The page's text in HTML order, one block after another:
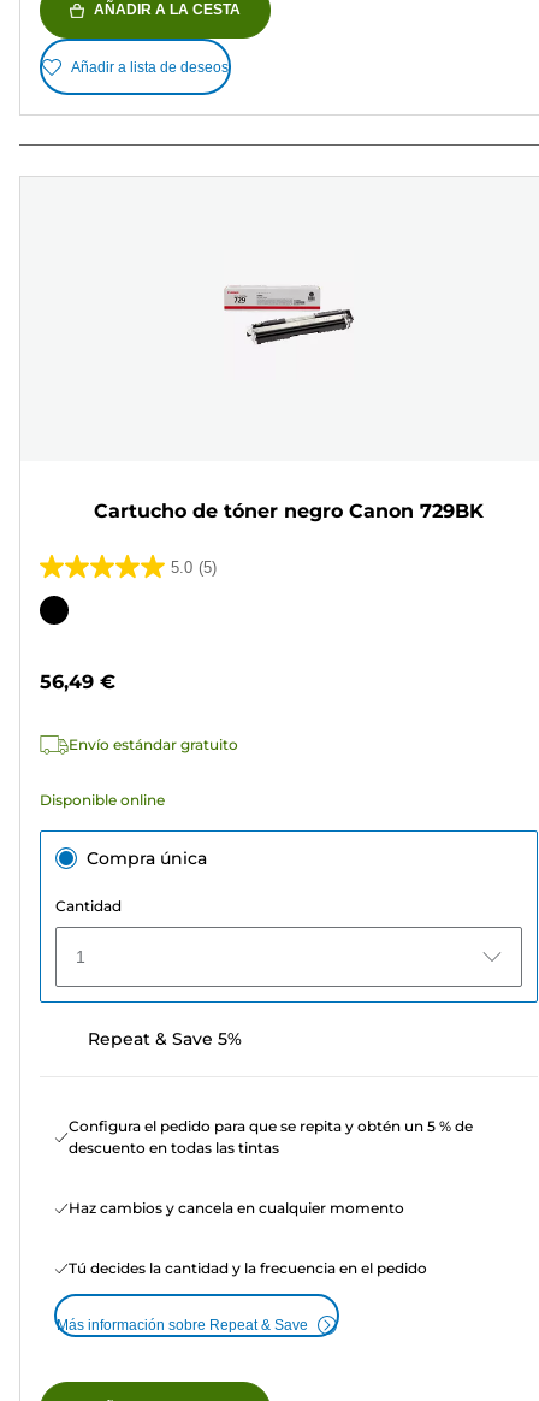
AÑADIR A LA CESTA
Añadir a lista de deseos
Cartucho de tóner negro Canon 729BK
5.0 (5)
5.0
de
5
Cartucho
56,49 €
Envío estándar gratuito
Disponible online
Compra única
Cantidad
1
Repeat & Save 5%
Configura el pedido para que se repita y obtén un 5 % de
descuento en todas las tintas
Haz cambios y cancela en cualquier momento
Tú decides la cantidad y la frecuencia en el pedido
Más información sobre Repeat & Save